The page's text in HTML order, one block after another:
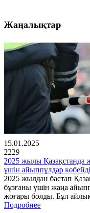
Жаңалықтар
15.01.2025
2229
2025 жылы Қазақстанда
үшін айыппұлдар көбейді
2025 жылдан бастап
бұзғаны үшін жаңа
жоғары болды. Бұл
Подробнее